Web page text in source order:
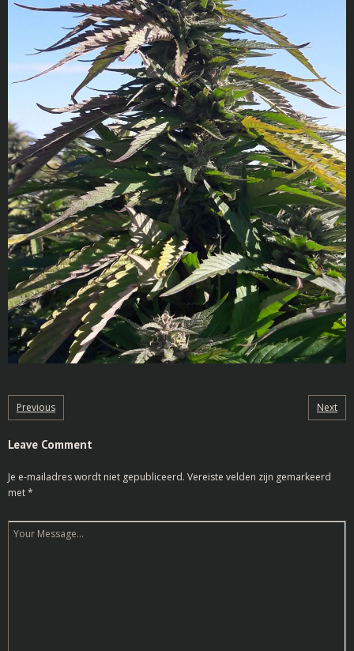
Previous Next
Leave Comment
Je e-mailadres wordt niet gepubliceerd. Vereiste velden zijn gemarkeerd
met*